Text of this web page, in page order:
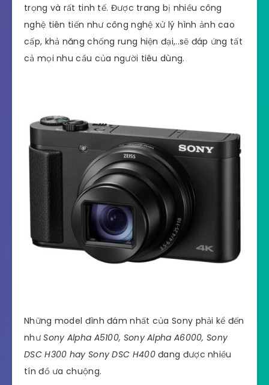
trọng và rất tinh tế. Được trang bị nhiều công
nghệ tiên tiến như công nghệ xử lý hình ảnh cao
cấp, khả năng chống rung hiện đại,..sẽ đáp ứng tất
cả mọi nhu cầu của người tiêu dùng.
Những model đình đám nhất của Sony phải kể đến
nhưSony Alpha A5100, Sony Alpha A6000, Sony
DSC H300 hay Sony DSC H400đang được nhiều
tín đồ ưa chuộng.